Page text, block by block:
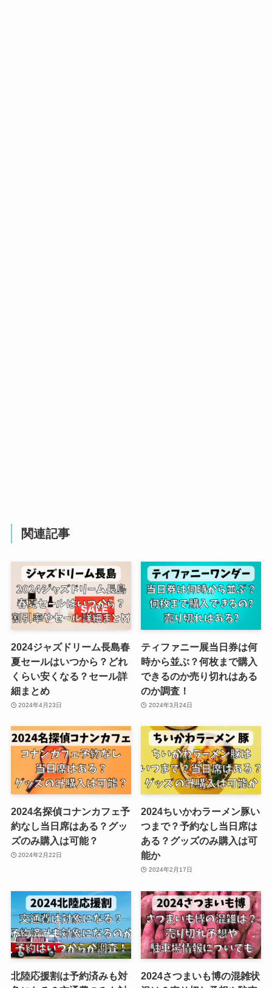
関連記事
2024ジャズドリーム長島春
夏セールはいつから？どれ
くらい安くなる？セール詳
細まとめ
2024年4月23日
ティファニー展当日券は何
時から並ぶ？何枚まで購入
できるのか売り切れはある
のか調査！
2024年3月24日
2024名探偵コナンカフェ予
約なし当日席はある？グッ
ズのみ購入は可能？
2024年2月22日
2024ちいかわラーメン豚い
つまで？予約なし当日席は
ある？グッズのみ購入は可
能か
2024年2月17日
北陸応援割は予約済みも対
2024さつまいも博の混雑状